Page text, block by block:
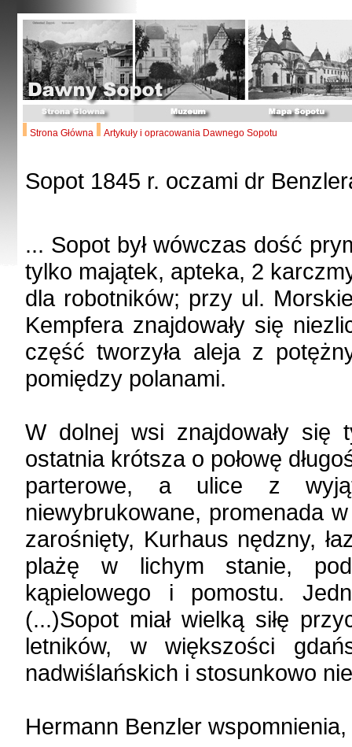
Strona Główna Artykuły i opracowania Dawnego Sopotu
Sopot 1845 r. oczami dr
... Sopot był wówczas dość
tylko majątek, apteka, 2
dla robotników; przy ul.
Kempfera znajdowały się
część tworzyła aleja z
pomiędzy polanami.
W dolnej wsi znajdowały się
ostatnia krótsza o połowę
parterowe, a ulice z
niewybrukowane, promenada
zarośnięty, Kurhaus nędzny,
plażę w lichym stanie,
kąpielowego i pomostu.
(...)Sopot miał wielką siłę
letników, w większości
nadwiślańskich i stosunkowo
Hermann Benzler